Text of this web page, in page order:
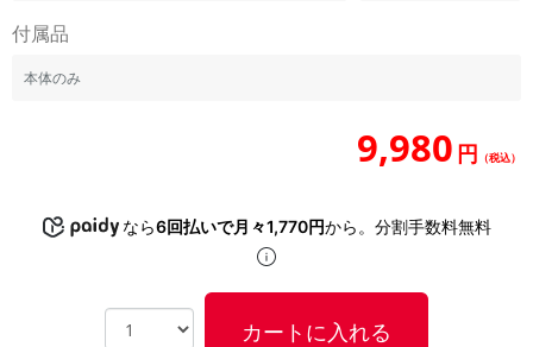
付属品
本体のみ
9,980円 （税込）
なら6回払いで月々1,770円から。分割手数料無料
カートに入れる
ドライブの絞り込み
CPUの絞り込み